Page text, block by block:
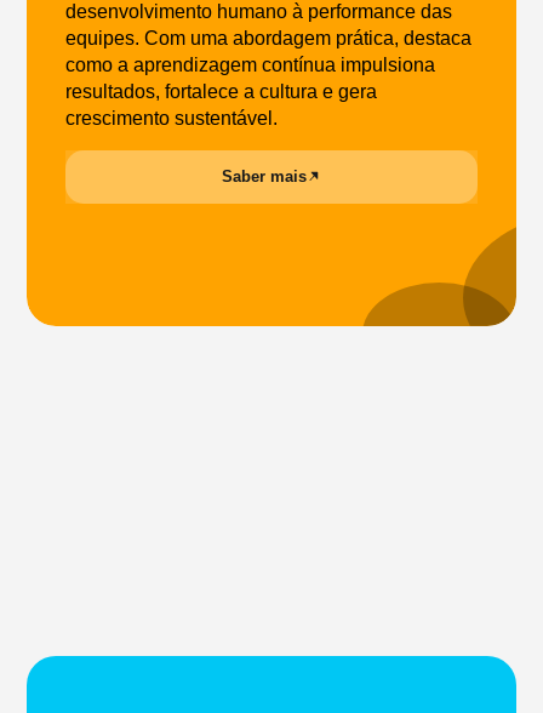
desenvolvimento humano à performance das
equipes. Com uma abordagem prática, destaca
como a aprendizagem contínua impulsiona
resultados, fortalece a cultura e gera
crescimento sustentável.
Saber mais